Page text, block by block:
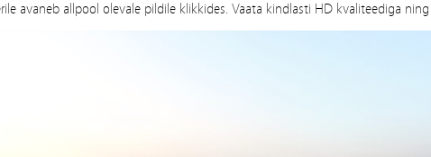
avaneb allpool olevale pildile klikkides. Vaata kindlasti HD kvaliteediga